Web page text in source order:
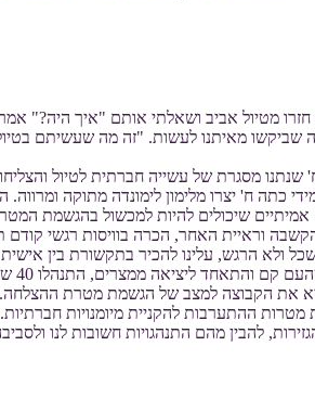
מטיול אביב ושאלתי אותם "איך היה?"
מה שביקשו מאיתנו לעשות. "זה מה
שנתנו מסגרת של עשייה חברתית לטיול
ח' יצרו מלימון לימונדה מתוקה
אמיתיים שיכולים להיות למכשול בהגשמת
וראיית האחר, הכרה בוויסות רגשי
ולא הרגש, עלינו להכיר בתקשורת בין
את הקבוצה למצב של הגשמת מטרת ההצלחה.
ההתערבות להקניית מיומנויות
להבין מהם התנהגויות חשובות לנו